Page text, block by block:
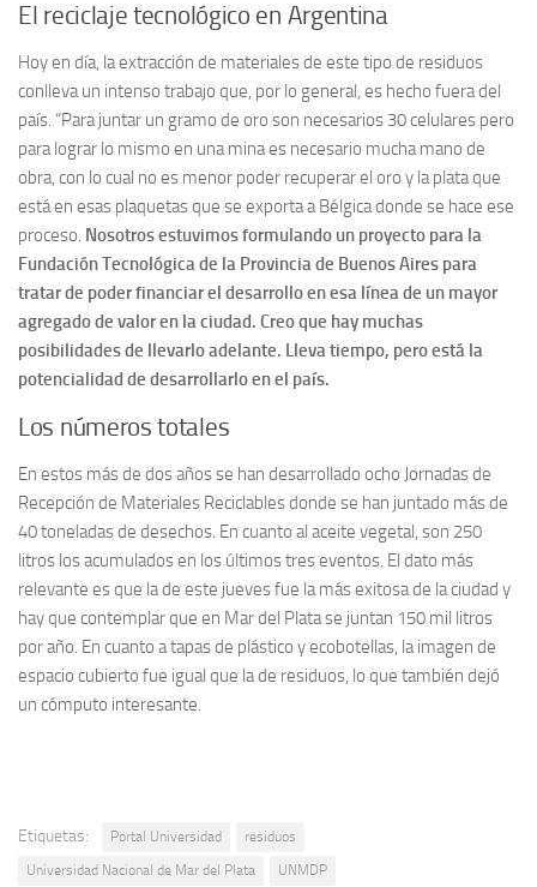
El reciclaje tecnológico en Argentina
Hoy en día, la extracción de materiales de este tipo de residuos
conlleva un intenso trabajo que, por lo general, es hecho fuera del
país. “Para juntar un gramo de oro son necesarios 30 celulares pero
para lograr lo mismo en una mina es necesario mucha mano de
obra, con lo cual no es menor poder recuperar el oro y la plata que
está en esas plaquetas que se exporta a Bélgica donde se hace ese
proceso. Nosotros estuvimos formulando un proyecto para la
Fundación Tecnológica de la Provincia de Buenos Aires para
tratar de poder financiar el desarrollo en esa línea de un mayor
agregado de valor en la ciudad. Creo que hay muchas
posibilidades de llevarlo adelante. Lleva tiempo, pero está la
potencialidad de desarrollarlo en el país.
Los números totales
En estos más de dos años se han desarrollado ocho Jornadas de
Recepción de Materiales Reciclables donde se han juntado más de
40 toneladas de desechos. En cuanto al aceite vegetal, son 250
litros los acumulados en los últimos tres eventos. El dato más
relevante es que la de este jueves fue la más exitosa de la ciudad y
hay que contemplar que en Mar del Plata se juntan 150 mil litros
por año. En cuanto a tapas de plástico y ecobotellas, la imagen de
espacio cubierto fue igual que la de residuos, lo que también dejó
un cómputo interesante.
Etiquetas: Portal Universidad
residuos
Universidad Nacional de Mar del Plata
UNMDP